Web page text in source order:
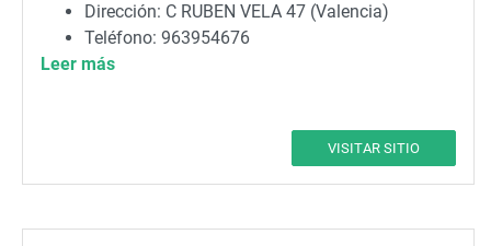
Dirección: C RUBEN VELA 47 (Valencia)
Teléfono: 963954676
Correo electrónico:
Leer más
VISITAR SITIO